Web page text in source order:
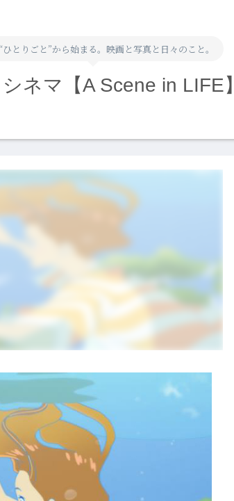
ひとりごと”から始まる。映画と写真と日々のこと。
ネマ【A Scene in LIFE】